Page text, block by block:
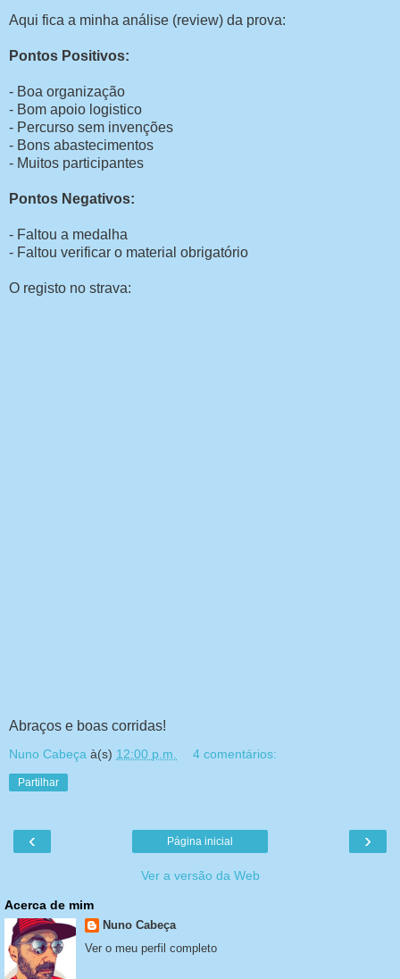
Aqui fica a minha análise (review) da prova:
Pontos Positivos:
- Boa organização
- Bom apoio logistico
- Percurso sem invenções
- Bons abastecimentos
- Muitos participantes
Pontos Negativos:
- Faltou a medalha
- Faltou verificar o material obrigatório
O registo no strava:
Abraços e boas corridas!
Nuno Cabeça à(s) 12:00 p.m. 4 comentários:
Partilhar
‹ ›
Página inicial
Ver a versão da Web
Acerca de mim
Nuno Cabeça
Ver o meu perfil completo